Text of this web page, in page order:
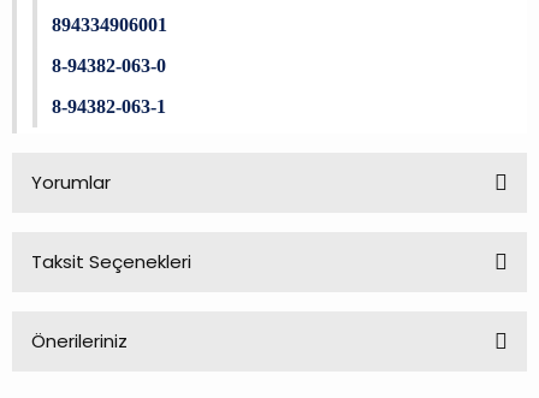
894334906001
8-94382-063-0
8-94382-063-1
Yorumlar
Taksit Seçenekleri
Önerileriniz